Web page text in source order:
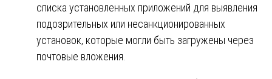
списка установленных приложений для выявления
подозрительных или несанкционированных
установок, которые могли быть загружены через
почтовые вложения.